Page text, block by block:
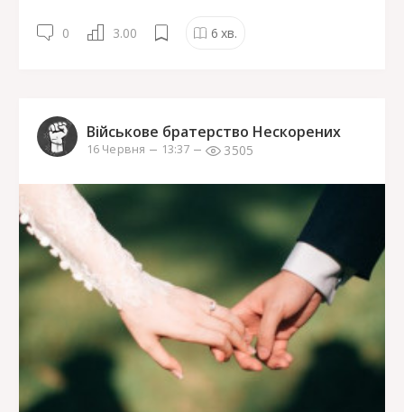
0 3.00 6 хв.
Військове братерство Нескорених
16 Червня 13:37 3505